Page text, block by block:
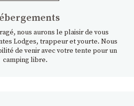
nous aurons le plaisir de vous
Lodges, trappeur et yourte. Nous
de venir avec votre tente pour un
camping libre.